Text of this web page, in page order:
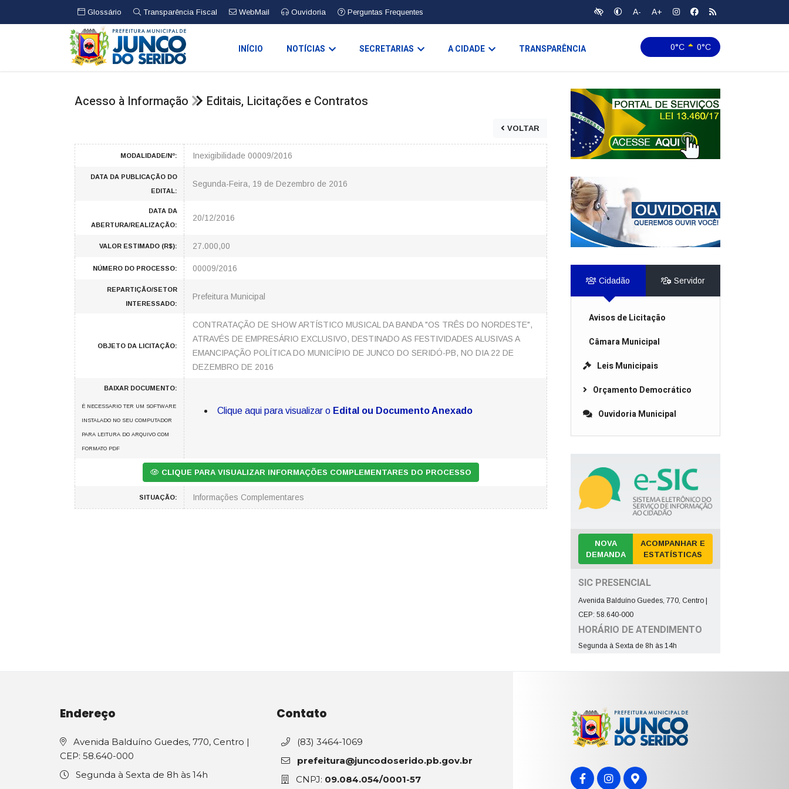
Glossário Transparência Fiscal WebMail Ouvidoria Perguntas Frequentes A- A+
0°C 0°C
INÍCIO NOTÍCIAS SECRETARIAS A CIDADE TRANSPARÊNCIA
Acesso à Informação Editais, Licitações e Contratos
VOLTAR
MODALIDADE/Nº: Inexigibilidade 00009/2016
DATA DA PUBLICAÇÃO DO
EDITAL:
Segunda-Feira, 19 de Dezembro de 2016
DATA DA
ABERTURA/REALIZAÇÃO:
20/12/2016
VALOR ESTIMADO (R$): 27.000,00
NÚMERO DO PROCESSO: 00009/2016
REPARTIÇÃO/SETOR
INTERESSADO:
Prefeitura Municipal
OBJETO DA LICITAÇÃO:
CONTRATAÇÃO DE SHOW ARTÍSTICO MUSICAL DA BANDA "OS TRÊS DO NORDESTE",
ATRAVÉS DE EMPRESÁRIO EXCLUSIVO, DESTINADO AS FESTIVIDADES ALUSIVAS A
EMANCIPAÇÃO POLÍTICA DO MUNICÍPIO DE JUNCO DO SERIDÓ-PB, NO DIA 22 DE
DEZEMBRO DE 2016
BAIXAR DOCUMENTO:
É NECESSARIO TER UM SOFTWARE
INSTALADO NO SEU COMPUTADOR
PARA LEITURA DO ARQUIVO COM
FORMATO PDF
Clique aqui para visualizar o Edital ou Documento Anexado
CLIQUE PARA VISUALIZAR INFORMAÇÕES COMPLEMENTARES DO PROCESSO
SITUAÇÃO: Informações Complementares
Cidadão Servidor
Avisos de Licitação
Câmara Municipal
Leis Municipais
Orçamento Democrático
Ouvidoria Municipal
NOVA
DEMANDA
ACOMPANHAR E
ESTATÍSTICAS
SIC PRESENCIAL
Avenida Balduíno Guedes, 770, Centro |
CEP: 58.640-000
HORÁRIO DE ATENDIMENTO
Segunda à Sexta de 8h às 14h
Endereço
Avenida Balduíno Guedes, 770, Centro |
CEP: 58.640-000
Segunda à Sexta de 8h às 14h
Contato
(83) 3464-1069
prefeitura@juncodoserido.pb.gov.br
CNPJ: 09.084.054/0001-57